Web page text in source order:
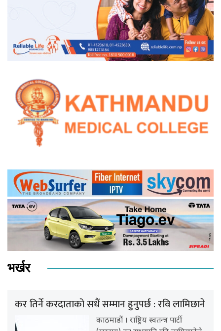
भर्खर
कर तिर्ने करदाताको सधैं सम्मान हुनुपर्छ : रवि लामिछाने
काठमाडौं । राष्ट्रिय स्वतन्त्र पार्टी